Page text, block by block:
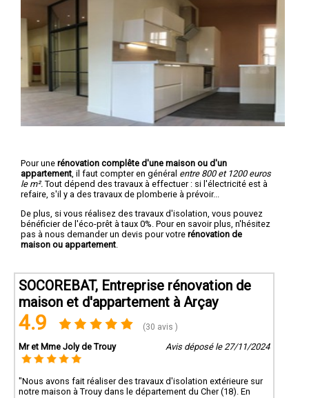
Pour une rénovation complête d'une maison ou d'un
appartement , il faut compter en général entre 800 et 1200 euros
le m². Tout dépend des travaux à effectuer : si l'électricité est à
refaire, s'il y a des travaux de plomberie à prévoir...
De plus, si vous réalisez des travaux d'isolation, vous pouvez
bénéficier de l'éco-prêt à taux 0%. Pour en savoir plus, n'hésitez
pas à nous demander un devis pour votre rénovation de
maison ou appartement
SOCOREBAT, Entreprise rénovation de
maison et d'appartement à Arçay
4.9 (30 avis )
Mr et Mme Joly de Trouy Avis déposé le 27/11/2024
"Nous avons fait réaliser des travaux d'isolation extérieure sur
notre maison à Trouy dans le département du Cher (18). En